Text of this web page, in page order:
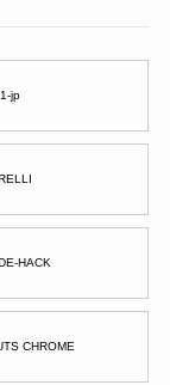
jp
HACK
CHROME